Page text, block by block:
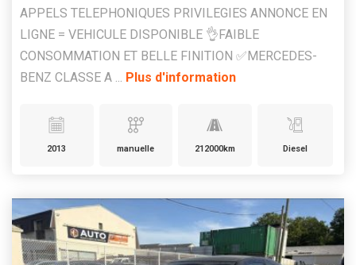
APPELS TELEPHONIQUES PRIVILEGIES ANNONCE EN
LIGNE = VEHICULE DISPONIBLE 👌FAIBLE
CONSOMMATION ET BELLE FINITION ✅MERCEDES-
BENZ CLASSE A ... Plus d'information
2013 manuelle 212000km Diesel